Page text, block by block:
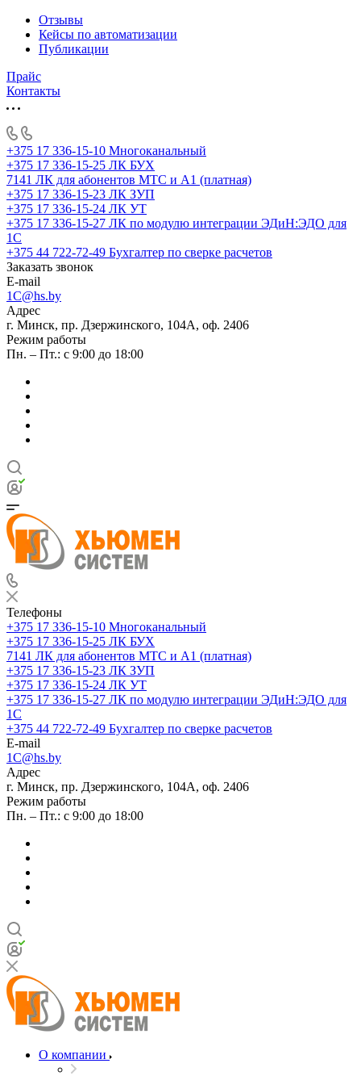
Отзывы
Кейсы по автоматизации
Публикации
Прайс
Контакты
+375 17 336-15-10 Многоканальный
+375 17 336-15-25 ЛК БУХ
7141 ЛК для абонентов МТС и А1 (платная)
+375 17 336-15-23 ЛК ЗУП
+375 17 336-15-24 ЛК УТ
+375 17 336-15-27 ЛК по модулю интеграции ЭДиН:ЭДО для
1С
+375 44 722-72-49 Бухгалтер по сверке расчетов
Заказать звонок
E-mail
1C@hs.by
Адрес
г. Минск, пр. Дзержинского, 104А, оф. 2406
Режим работы
Пн. – Пт.: с 9:00 до 18:00
Телефоны
+375 17 336-15-10 Многоканальный
+375 17 336-15-25 ЛК БУХ
7141 ЛК для абонентов МТС и А1 (платная)
+375 17 336-15-23 ЛК ЗУП
+375 17 336-15-24 ЛК УТ
+375 17 336-15-27 ЛК по модулю интеграции ЭДиН:ЭДО для
1С
+375 44 722-72-49 Бухгалтер по сверке расчетов
E-mail
1C@hs.by
Адрес
г. Минск, пр. Дзержинского, 104А, оф. 2406
Режим работы
Пн. – Пт.: с 9:00 до 18:00
О компании